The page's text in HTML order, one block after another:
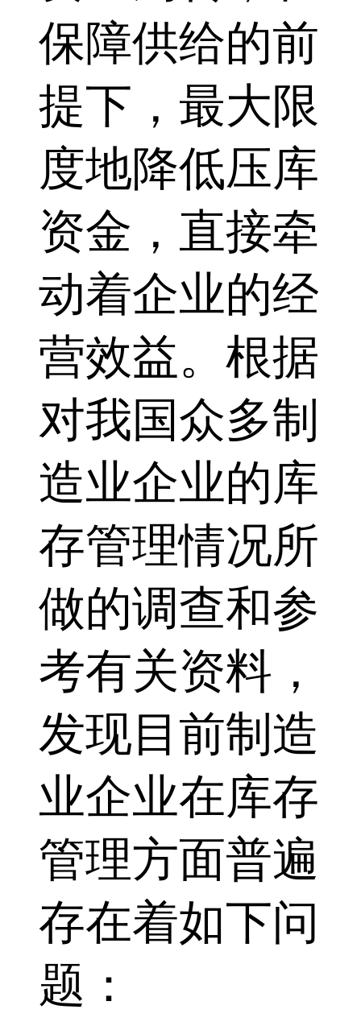
保障供给的前
提下，最大限
度地降低压库
资金，直接牵
动着企业的经
营效益。根据
对我国众多制
造业企业的库
存管理情况所
做的调查和参
考有关资料，
发现目前制造
业企业在库存
管理方面普遍
存在着如下问
题：